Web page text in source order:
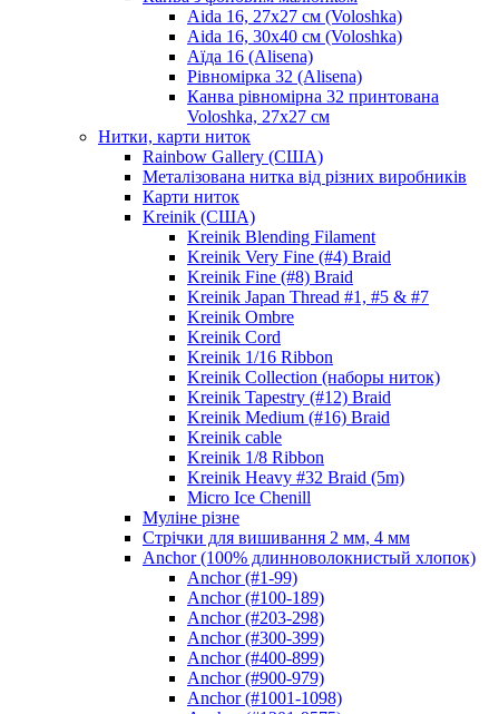
Aida 16, 27х27 см (Voloshka)
Aida 16, 30х40 см (Voloshka)
Аїда 16 (Alisena)
Рівномірка 32 (Alisena)
Канва рівномірна 32 принтована
Voloshka, 27х27 см
Нитки, карти ниток
Rainbow Gallery (США)
Металізована нитка від різних виробників
Карти ниток
Kreinik (США)
Kreinik Blending Filament
Kreinik Very Fine (#4) Braid
Kreinik Fine (#8) Braid
Kreinik Japan Thread #1, #5 & #7
Kreinik Ombre
Kreinik Cord
Kreinik 1/16 Ribbon
Kreinik Collection (наборы ниток)
Kreinik Tapestry (#12) Braid
Kreinik Medium (#16) Braid
Kreinik cable
Kreinik 1/8 Ribbon
Kreinik Heavy #32 Braid (5m)
Micro Ice Chenill
Муліне різне
Стрічки для вишивання 2 мм, 4 мм
Anchor (100% длинноволокнистый хлопок)
Anchor (#1-99)
Anchor (#100-189)
Anchor (#203-298)
Anchor (#300-399)
Anchor (#400-899)
Anchor (#900-979)
Anchor (#1001-1098)